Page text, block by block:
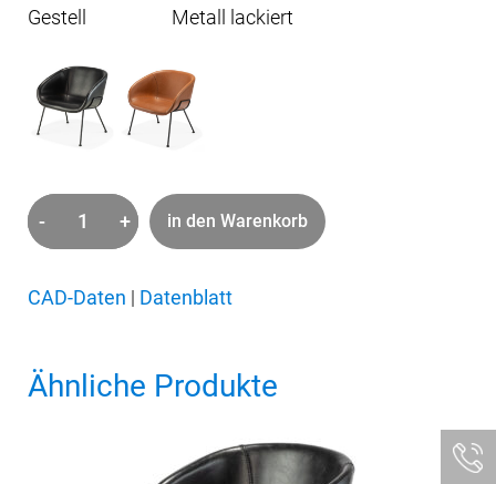
Gestell
Metall lackiert
-
Feston
Menge
+ in den Warenkorb
CAD-Daten | Datenblatt
Ähnliche Produkte